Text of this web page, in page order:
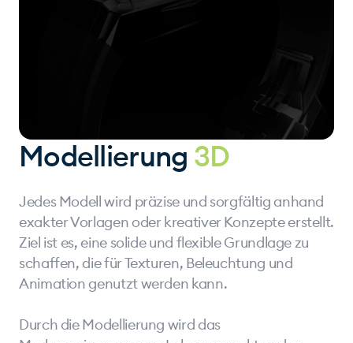
Modellierung 3D
Jedes Modell wird präzise und sorgfältig anhand
exakter Vorlagen oder kreativer Konzepte erstellt.
Ziel ist es, eine solide und flexible Grundlage zu
schaffen, die für Texturen, Beleuchtung und
Animation genutzt werden kann.
Durch die Modellierung wird das